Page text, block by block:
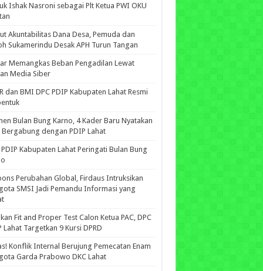
Ishak Nasroni sebagai Plt Ketua PWI OKU
Akuntabilitas Dana Desa, Pemuda dan
Sukamerindu Desak APH Turun Tangan
Memangkas Beban Pengadilan Lewat
Media Siber
dan BMI DPC PDIP Kabupaten Lahat Resmi
Bulan Bung Karno, 4 Kader Baru Nyatakan
Bergabung dengan PDIP Lahat
PDIP Kabupaten Lahat Peringati Bulan Bung
Perubahan Global, Firdaus Intruksikan
SMSI Jadi Pemandu Informasi yang
Fit and Proper Test Calon Ketua PAC, DPC
Lahat Targetkan 9 Kursi DPRD
Konflik Internal Berujung Pemecatan Enam
Garda Prabowo DKC Lahat